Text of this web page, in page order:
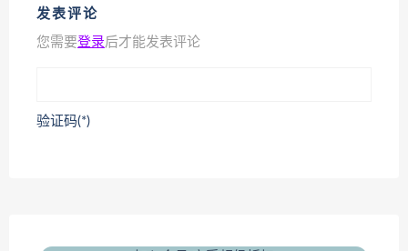
发表评论
您需要登录后才能发表评论
验证码(*)